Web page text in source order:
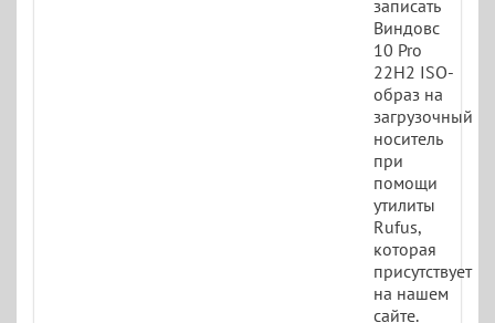
записать
Виндовс
10 Pro
22H2 ISO-
образ на
загрузочный
носитель
при
помощи
утилиты
Rufus,
которая
присутствует
на нашем
сайте.